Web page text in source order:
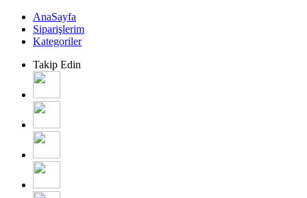
AnaSayfa
Siparişlerim
Kategoriler
Takip Edin